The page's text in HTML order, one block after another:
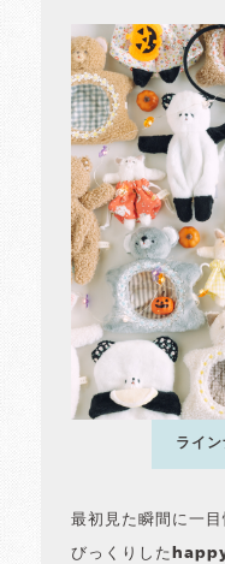
ライ
最初見た瞬間に一
びっくりした